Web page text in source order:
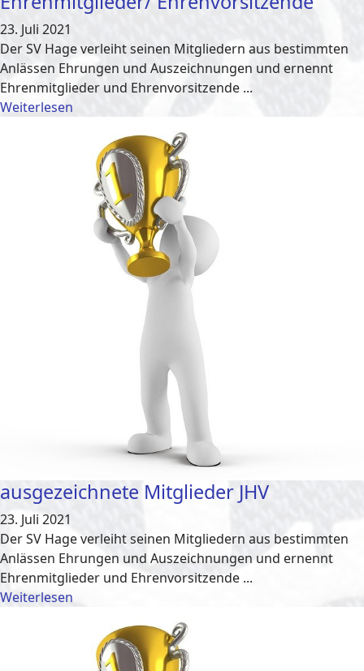
23. Juli 2021
Der SV Hage verleiht seinen Mitgliedern aus bestimmten
Anlässen Ehrungen und Auszeichnungen und ernennt
Ehrenmitglieder und Ehrenvorsitzende ...
Weiterlesen
ausgezeichnete Mitglieder JHV
23. Juli 2021
Der SV Hage verleiht seinen Mitgliedern aus bestimmten
Anlässen Ehrungen und Auszeichnungen und ernennt
Ehrenmitglieder und Ehrenvorsitzende ...
Weiterlesen